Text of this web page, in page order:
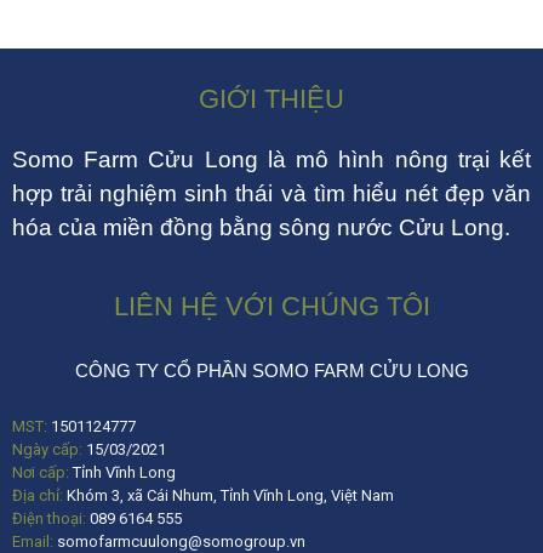
GIỚI THIỆU
Somo Farm Cửu Long là mô hình nông trại kết
hợp trải nghiệm sinh thái và tìm hiểu nét đẹp văn
hóa của miền đồng bằng sông nước Cửu Long.
LIÊN HỆ VỚI CHÚNG TÔI
CÔNG TY CỔ PHẦN SOMO FARM CỬU LONG
MST: 1501124777
Ngày cấp: 15/03/2021
Nơi cấp:Tỉnh Vĩnh Long
Địa chỉ: Khóm 3, xã Cái Nhum, Tỉnh Vĩnh Long, Việt Nam
Điện thoại: 089 6164 555
Email: somofarmcuulong@somogroup.vn